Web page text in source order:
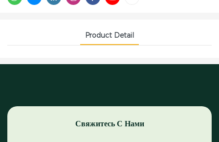
Product Detail
Свяжитесь С Нами